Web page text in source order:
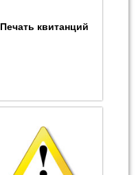
Печать квитанций